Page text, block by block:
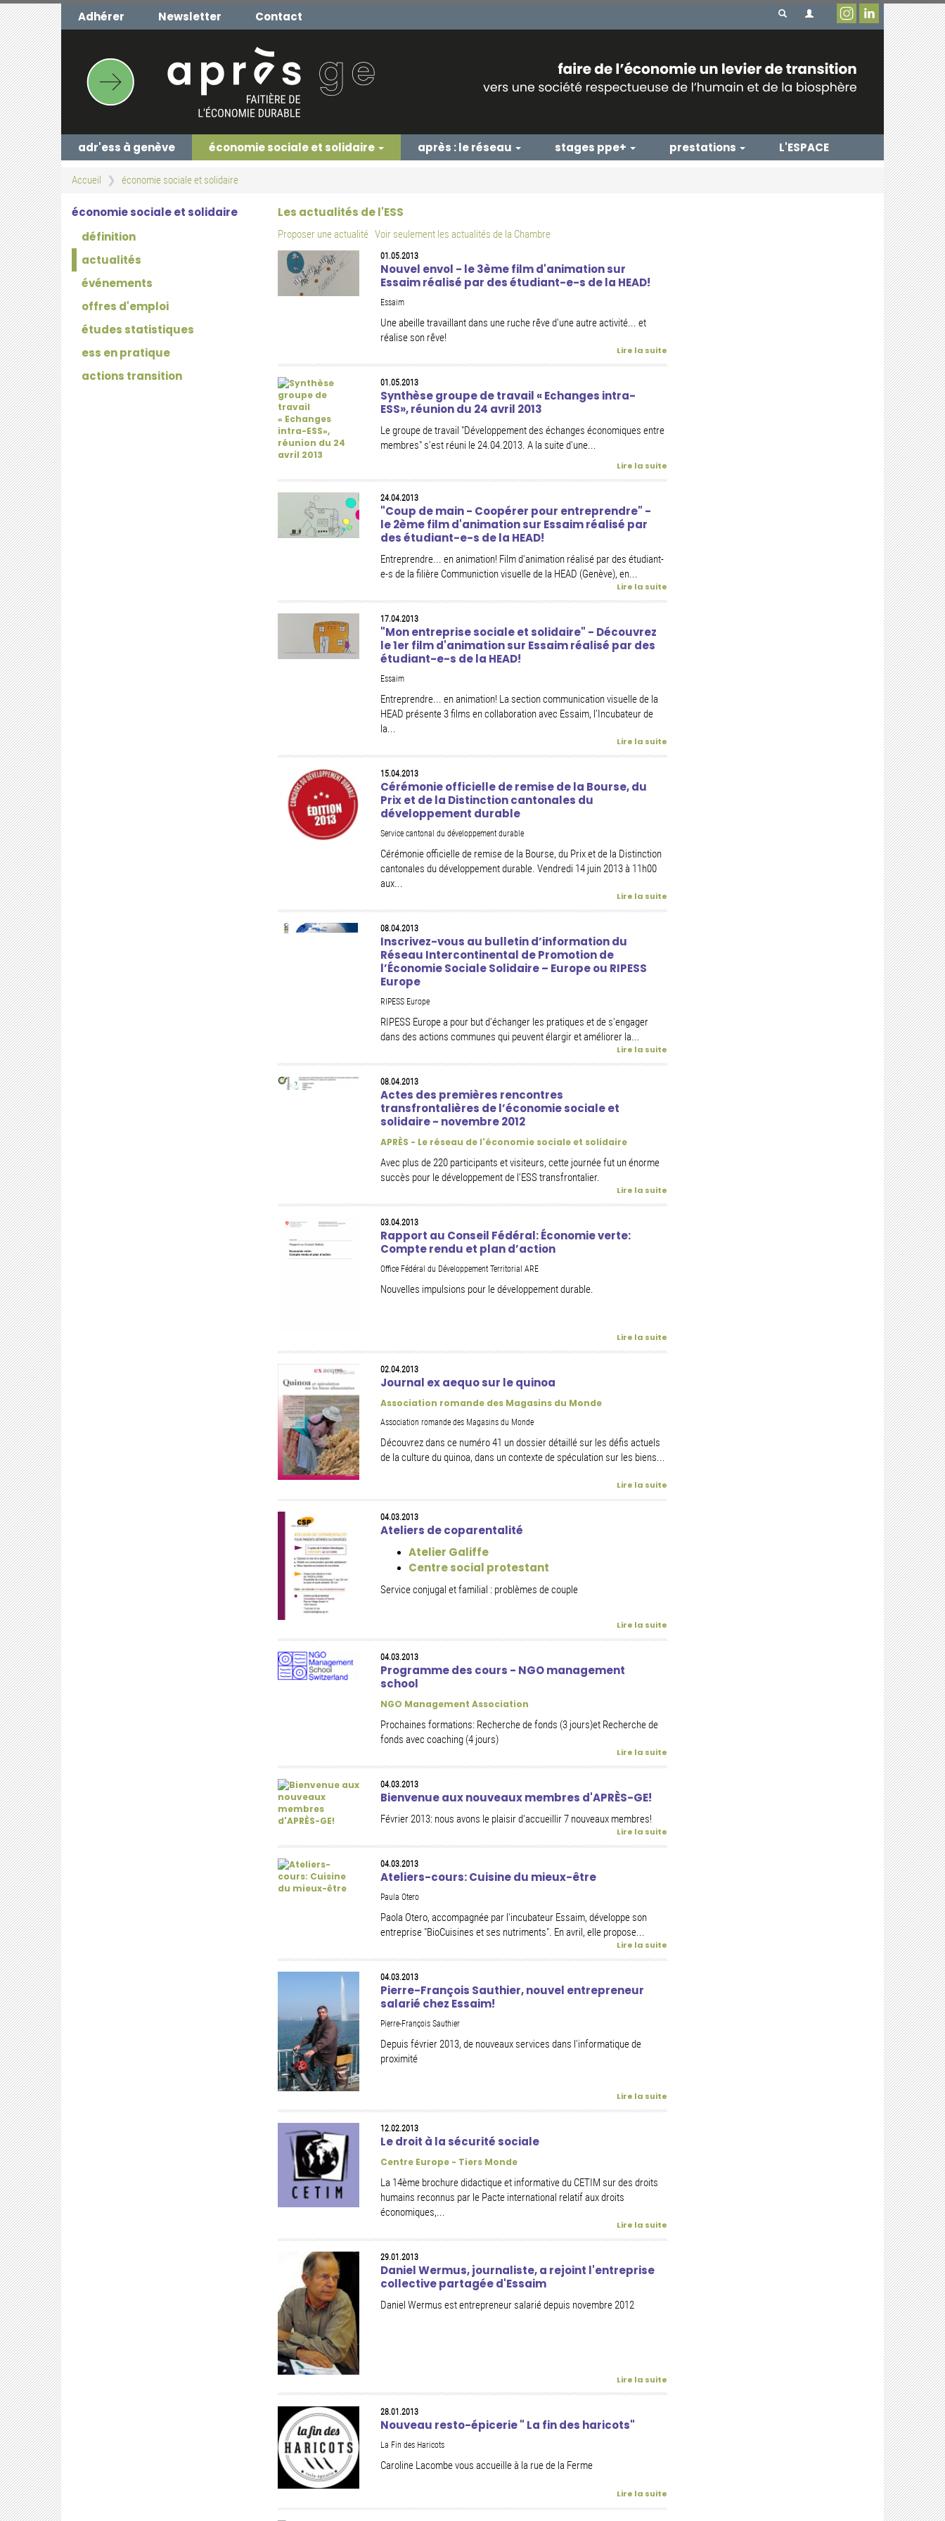
Aller
au
contenu
principal
Adhérer Newsletter Contact
adr'ess à genève économie sociale et solidaire après : le réseau stages ppe+ prestations L'ESPACE
Accueil économie sociale et solidaire
économie sociale et solidaire
définition
actualités
événements
offres d'emploi
études statistiques
ess en pratique
actions transition
Les actualités de l'ESS
Proposer une actualité Voir seulement les actualités de la Chambre
01.05.2013
Nouvel envol - le 3ème film d'animation sur
Essaim réalisé par des étudiant-e-s de la HEAD!
Essaim
Une abeille travaillant dans une ruche rêve d'une autre activité... et
réalise son rêve!
Lire la suite
01.05.2013
Synthèse groupe de travail « Echanges intra-
ESS», réunion du 24 avril 2013
Le groupe de travail "Développement des échanges économiques entre
membres" s'est réuni le 24.04.2013. A la suite d'une...
Lire la suite
24.04.2013
"Coup de main - Coopérer pour entreprendre" -
le 2ème film d'animation sur Essaim réalisé par
des étudiant-e-s de la HEAD!
Entreprendre... en animation! Film d'animation réalisé par des étudiant-
e-s de la filière Communiction visuelle de la HEAD (Genève), en...
Lire la suite
17.04.2013
"Mon entreprise sociale et solidaire" - Découvrez
le 1er film d'animation sur Essaim réalisé par des
étudiant-e-s de la HEAD!
Essaim
Entreprendre... en animation! La section communication visuelle de la
HEAD présente 3 films en collaboration avec Essaim, l’Incubateur de
la...
Lire la suite
15.04.2013
Cérémonie officielle de remise de la Bourse, du
Prix et de la Distinction cantonales du
développement durable
Service cantonal du développement durable
Cérémonie officielle de remise de la Bourse, du Prix et de la Distinction
cantonales du développement durable. Vendredi 14 juin 2013 à 11h00
aux...
Lire la suite
08.04.2013
Inscrivez-vous au bulletin d’information du
Réseau Intercontinental de Promotion de
l’Économie Sociale Solidaire – Europe ou RIPESS
Europe
RIPESS Europe
RIPESS Europe a pour but d'échanger les pratiques et de s'engager
dans des actions communes qui peuvent élargir et améliorer la...
Lire la suite
08.04.2013
Actes des premières rencontres
transfrontalières de l’économie sociale et
solidaire - novembre 2012
APRÈS - Le réseau de l'économie sociale et solidaire
Avec plus de 220 participants et visiteurs, cette journée fut un énorme
succès pour le développement de l'ESS transfrontalier.
Lire la suite
03.04.2013
Rapport au Conseil Fédéral: Économie verte:
Compte rendu et plan d’action
Office Fédéral du Développement Territorial ARE
Nouvelles impulsions pour le développement durable.
Lire la suite
02.04.2013
Journal ex aequo sur le quinoa
Association romande des Magasins du Monde
Association romande des Magasins du Monde
Découvrez dans ce numéro 41 un dossier détaillé sur les défis actuels
de la culture du quinoa, dans un contexte de spéculation sur les biens...
Lire la suite
04.03.2013
Ateliers de coparentalité
Atelier Galiffe
Centre social protestant
Service conjugal et familial : problèmes de couple
Lire la suite
04.03.2013
Programme des cours - NGO management
school
NGO Management Association
Prochaines formations: Recherche de fonds (3 jours)et Recherche de
fonds avec coaching (4 jours)
Lire la suite
04.03.2013
Bienvenue aux nouveaux membres d'APRÈS-GE!
Février 2013: nous avons le plaisir d'accueillir 7 nouveaux membres!
Lire la suite
04.03.2013
Ateliers-cours: Cuisine du mieux-être
Paula Otero
Paola Otero, accompagnée par l'incubateur Essaim, développe son
entreprise "BioCuisines et ses nutriments". En avril, elle propose...
Lire la suite
04.03.2013
Pierre-François Sauthier, nouvel entrepreneur
salarié chez Essaim!
Pierre-François Sauthier
Depuis février 2013, de nouveaux services dans l'informatique de
proximité
Lire la suite
12.02.2013
Le droit à la sécurité sociale
Centre Europe - Tiers Monde
La 14ème brochure didactique et informative du CETIM sur des droits
humains reconnus par le Pacte international relatif aux droits
économiques,...
Lire la suite
29.01.2013
Daniel Wermus, journaliste, a rejoint l'entreprise
collective partagée d'Essaim
Daniel Wermus est entrepreneur salarié depuis novembre 2012
Lire la suite
28.01.2013
Nouveau resto-épicerie " La fin des haricots"
La Fin des Haricots
Caroline Lacombe vous accueille à la rue de la Ferme
Lire la suite